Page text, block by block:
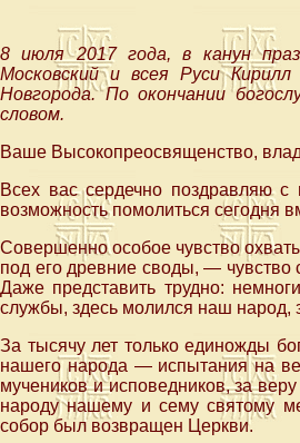
8 июля 2017 года, в канун
Московский и всея Руси
Новгорода. По окончании
словом.
Ваше Высокопреосвященство,
Всех вас сердечно поздравляю
возможность помолиться сегодня
Совершенно особое чувство
под его древние своды, —
Даже представить трудно:
службы, здесь молился наш народ,
За тысячу лет только единожды
нашего народа — испытания на
мучеников и исповедников, за
народу нашему и сему святому
собор был возвращен Церкви.